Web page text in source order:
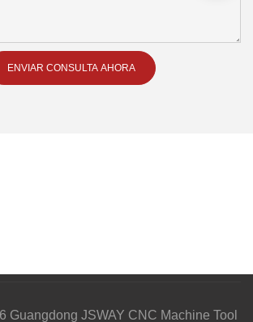
ENVIAR CONSULTA AHORA
Guangdong JSWAY CNC Machine Tool